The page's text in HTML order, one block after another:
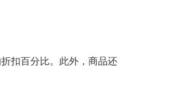
扣百分比。此外，商品还